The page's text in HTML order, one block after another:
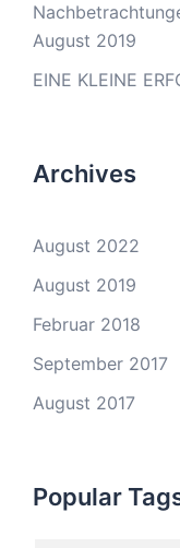
August 2019
EINE KLEINE
Archives
August 2022
August 2019
Februar 2018
September 2017
August 2017
Popular